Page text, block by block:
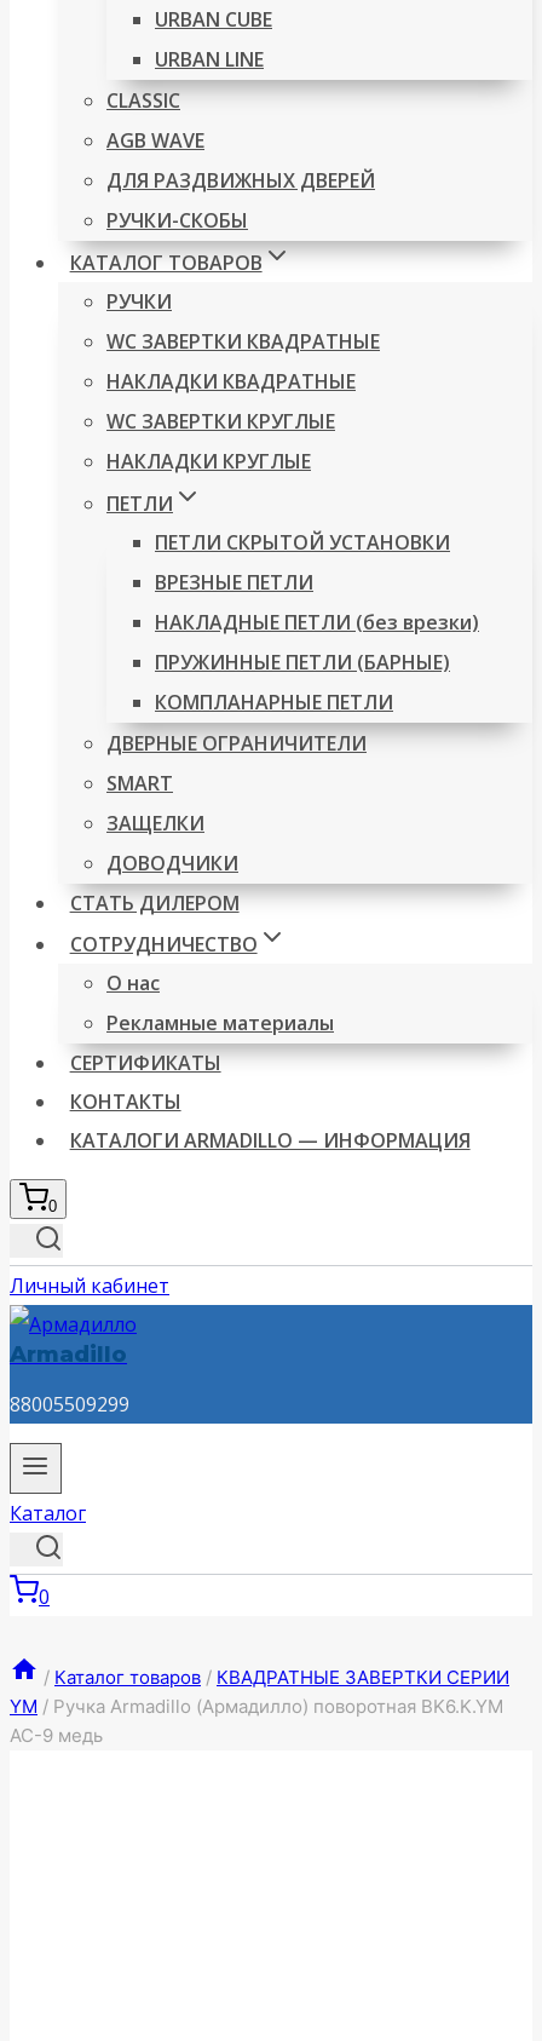
URBAN CUBE
URBAN LINE
CLASSIC
AGB WAVE
ДЛЯ РАЗДВИЖНЫХ ДВЕРЕЙ
РУЧКИ-СКОБЫ
КАТАЛОГ ТОВАРОВ
РУЧКИ
WC ЗАВЕРТКИ КВАДРАТНЫЕ
НАКЛАДКИ КВАДРАТНЫЕ
WC ЗАВЕРТКИ КРУГЛЫЕ
НАКЛАДКИ КРУГЛЫЕ
ПЕТЛИ
ПЕТЛИ СКРЫТОЙ УСТАНОВКИ
ВРЕЗНЫЕ ПЕТЛИ
НАКЛАДНЫЕ ПЕТЛИ (без врезки)
ПРУЖИННЫЕ ПЕТЛИ (БАРНЫЕ)
КОМПЛАНАРНЫЕ ПЕТЛИ
ДВЕРНЫЕ ОГРАНИЧИТЕЛИ
SMART
ЗАЩЕЛКИ
ДОВОДЧИКИ
СТАТЬ ДИЛЕРОМ
СОТРУДНИЧЕСТВО
О нас
Рекламные материалы
СЕРТИФИКАТЫ
КОНТАКТЫ
КАТАЛОГИ ARMADILLO — ИНФОРМАЦИЯ
0
Личный кабинет
Armadillo
88005509299
Каталог
0
/ Каталог товаров / КВАДРАТНЫЕ ЗАВЕРТКИ СЕРИИ
YM / Ручка Armadillo (Армадилло) поворотная BK6.K.YM
AC-9 медь